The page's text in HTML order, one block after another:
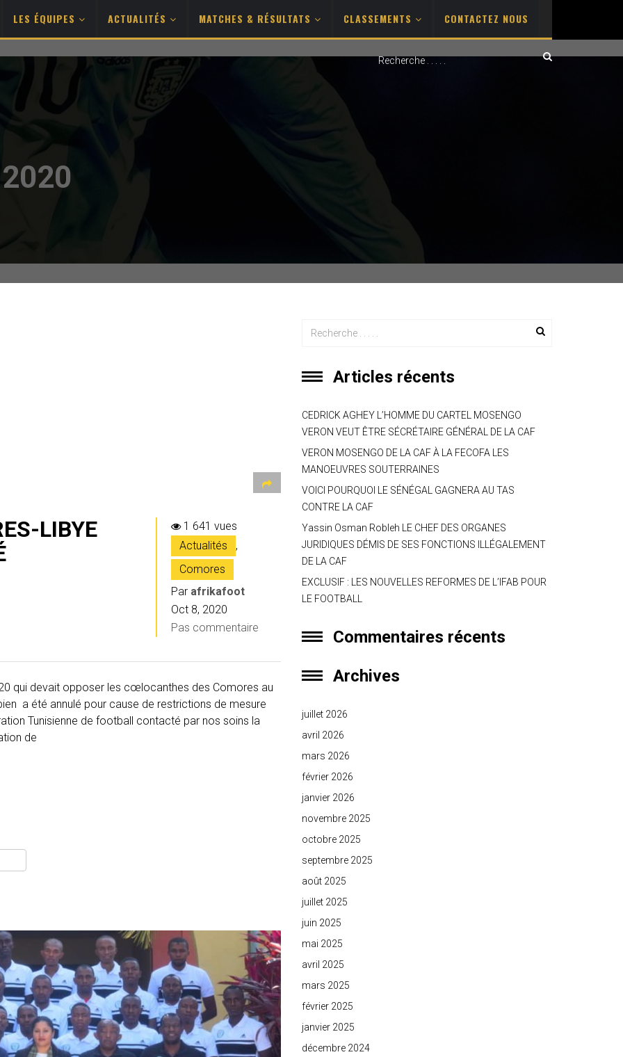
LES ÉQUIPES ACTUALITÉS MATCHES & RÉSULTATS CLASSEMENTS CONTACTEZ NOUS
LIBYE
1 641 vues
Actualités
,
Comores
Par afrikafoot
Oct 8, 2020
Pas commentaire
qui devait opposer les cœlocanthes des Comores au
a été annulé pour cause de restrictions de mesure
Tunisienne de football contacté par nos soins la
de
Articles récents
CEDRICK AGHEY L’HOMME DU CARTEL MOSENGO
VERON VEUT ÊTRE SÉCRÉTAIRE GÉNÉRAL DE LA CAF
VERON MOSENGO DE LA CAF À LA FECOFA LES
MANOEUVRES SOUTERRAINES
VOICI POURQUOI LE SÉNÉGAL GAGNERA AU TAS
CONTRE LA CAF
Yassin Osman Robleh LE CHEF DES ORGANES
JURIDIQUES DÉMIS DE SES FONCTIONS ILLÉGALEMENT
DE LA CAF
EXCLUSIF : LES NOUVELLES REFORMES DE L’IFAB POUR
LE FOOTBALL
Commentaires récents
Archives
juillet 2026
avril 2026
mars 2026
février 2026
janvier 2026
novembre 2025
octobre 2025
septembre 2025
août 2025
juillet 2025
juin 2025
mai 2025
avril 2025
mars 2025
février 2025
janvier 2025
décembre 2024